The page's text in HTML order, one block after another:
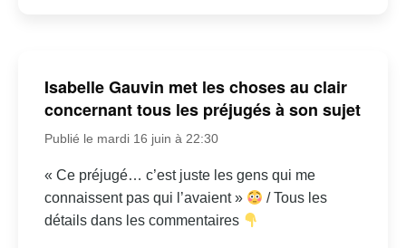
Isabelle Gauvin met les choses au clair
concernant tous les préjugés à son sujet
Publié le mardi 16 juin à 22:30
« Ce préjugé… c’est juste les gens qui me
connaissent pas qui l’avaient »
/ Tous les
détails dans les commentaires